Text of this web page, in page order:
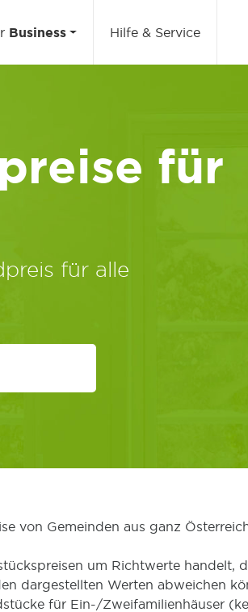
Business Hilfe & Service
für
für alle
von Gemeinden aus ganz
um Richtwerte handelt,
dargestellten Werten abweichen
für Ein-/Zweifamilienhäuser